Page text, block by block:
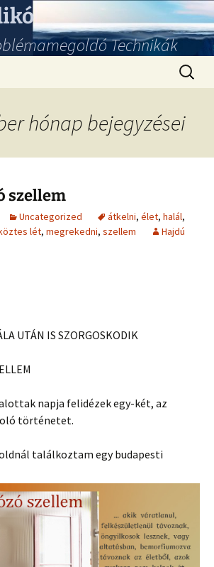
Technikák
hónap bejegyzései
szellem
Uncategorized átkelni, élet, halál,
lét, megrekedni, szellem
Hajdú
UTÁN IS SZORGOSKODIK
napja felidézek egy-két, az
történetet.
találkoztam egy budapesti